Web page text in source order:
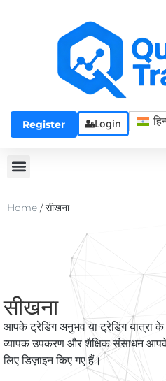
Register Login
Home /सीखना
सीखना
आपके ट्रेडिंग अनुभव या ट्रेडिंग यात्रा के
व्यापक उपकरण और शैक्षिक संसाधन
लिए डिज़ाइन किए गए हैं।